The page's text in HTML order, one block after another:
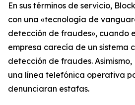
En sus términos de servicio,
con una «tecnología de
detección de fraudes», cuando
empresa carecía de un sistema
detección de fraudes.
una línea telefónica operativa
denunciaran estafas.